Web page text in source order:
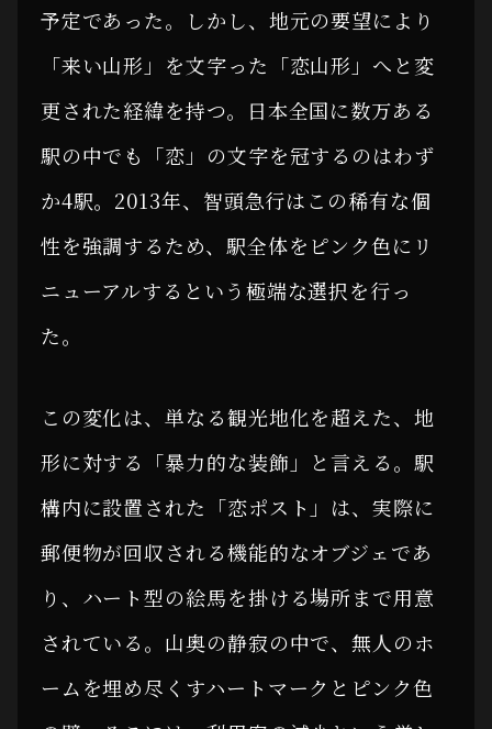
予定であった。しかし、地元の要望により
「来い山形」を文字った「恋山形」へと変
更された経緯を持つ。日本全国に数万ある
駅の中でも「恋」の文字を冠するのはわず
か4駅。2013年、智頭急行はこの稀有な個
性を強調するため、駅全体をピンク色にリ
ニューアルするという極端な選択を行っ
た。
この変化は、単なる観光地化を超えた、地
形に対する「暴力的な装飾」と言える。駅
構内に設置された「恋ポスト」は、実際に
郵便物が回収される機能的なオブジェであ
り、ハート型の絵馬を掛ける場所まで用意
されている。山奥の静寂の中で、無人のホ
ームを埋め尽くすハートマークとピンク色